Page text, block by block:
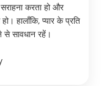
करता हो और
हालाँकि, प्यार के प्रति
से सावधान रहें।